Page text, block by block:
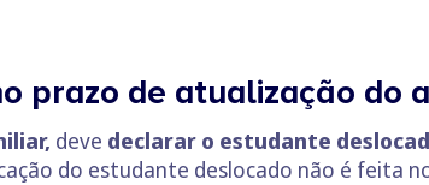
prazo de atualização do
deve declarar o estudante
do estudante deslocado não é feita